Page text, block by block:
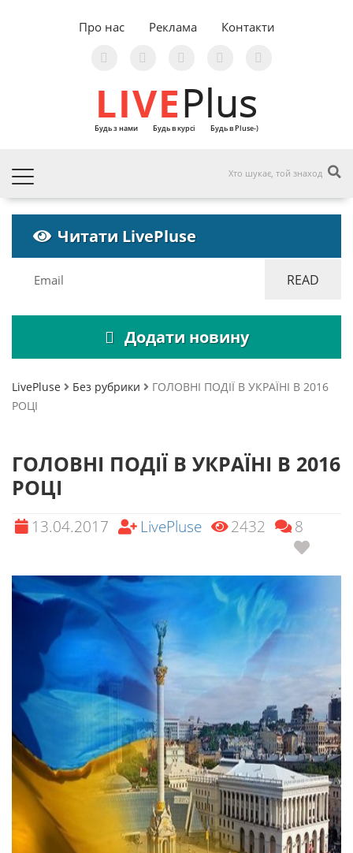
Про нас Реклама Контакти
LIVEPlus
Будь з нами Будь в курсі Будь в Pluse-)
Читати LivePluse
Додати новину
LivePluse Без рубрики
ГОЛОВНІ ПОДІЇ В УКРАЇНІ В 2016
РОЦІ
ГОЛОВНІ ПОДІЇ В УКРАЇНІ В 2016
РОЦІ
13.04.2017 LivePluse 2432 8